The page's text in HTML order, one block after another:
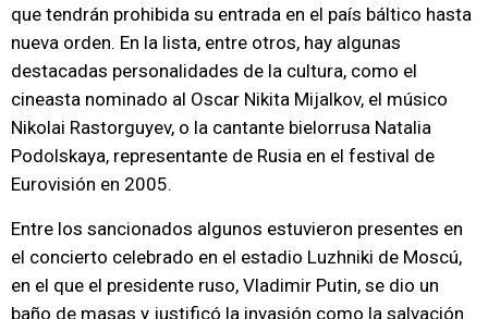
que tendrán prohibida su entrada en el país báltico hasta
nueva orden. En la lista, entre otros, hay algunas
destacadas personalidades de la cultura, como el
cineasta nominado al Oscar Nikita Mijalkov, el músico
Nikolai Rastorguyev, o la cantante bielorrusa Natalia
Podolskaya, representante de Rusia en el festival de
Eurovisión en 2005.
Entre los sancionados algunos estuvieron presentes en
el concierto celebrado en el estadio Luzhniki de Moscú,
en el que el presidente ruso, Vladimir Putin, se dio un
baño de masas y justificó la invasión como la salvación